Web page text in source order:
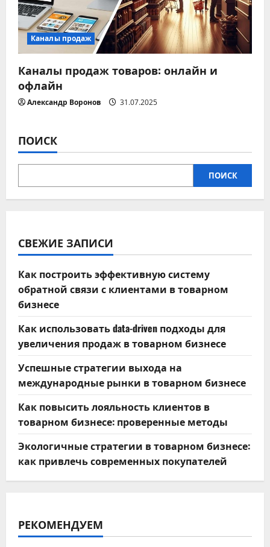
м
Каналы продаж
Каналы продаж товаров: онлайн и
офлайн
Александр Воронов 31.07.2025
ПОИСК
ПОИСК
СВЕЖИЕ ЗАПИСИ
Как построить эффективную систему
обратной связи с клиентами в товарном
бизнесе
Как использовать data-driven подходы для
увеличения продаж в товарном бизнесе
Успешные стратегии выхода на
международные рынки в товарном бизнесе
Как повысить лояльность клиентов в
товарном бизнесе: проверенные методы
Экологичные стратегии в товарном бизнесе:
как привлечь современных покупателей
РЕКОМЕНДУЕМ